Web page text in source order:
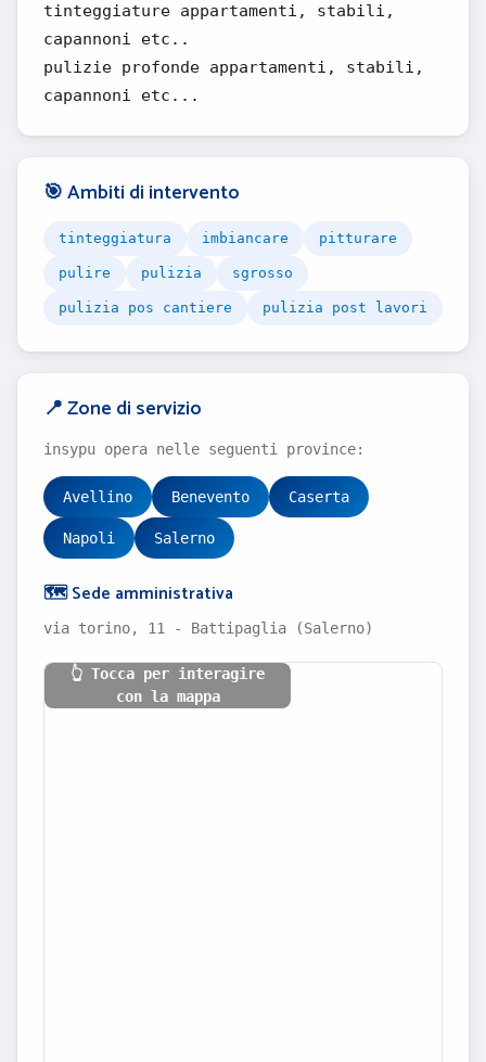
tinteggiature appartamenti, stabili,
capannoni etc..
pulizie profonde appartamenti, stabili,
capannoni etc...
🎯 Ambiti di intervento
tinteggiatura imbiancare pitturare
pulire pulizia sgrosso
pulizia pos cantiere pulizia post lavori
📍 Zone di servizio
insypu opera nelle seguenti province:
Avellino Benevento Caserta
Napoli Salerno
🗺️ Sede amministrativa
via torino, 11 - Battipaglia (Salerno)
👆 Tocca per interagire
con la mappa